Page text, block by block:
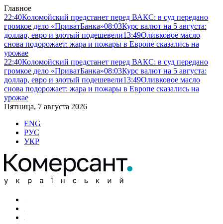
Главное
22:40Коломойский предстанет перед ВАКС: в суд передано
громкое дело «ПриватБанка»08:03Курс валют на 5 августа:
доллар, евро и злотый подешевели13:49Оливковое масло
снова подорожает: жара и пожары в Европе сказались на
урожае
22:40Коломойский предстанет перед ВАКС: в суд передано
громкое дело «ПриватБанка»08:03Курс валют на 5 августа:
доллар, евро и злотый подешевели13:49Оливковое масло
снова подорожает: жара и пожары в Европе сказались на
урожае
Пятница, 7 августа 2026
ENG
РУС
УКР